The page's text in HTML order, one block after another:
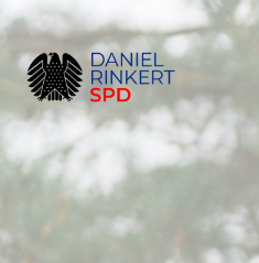
Zum
springen